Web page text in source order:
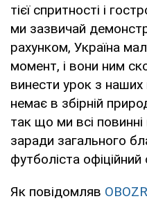
тієї спритності і
ми зазвичай
рахунком, Україна
момент, і вони ним
винести урок з
немає в збірній
так що ми всі
заради загального
футболіста
Як повідомляв